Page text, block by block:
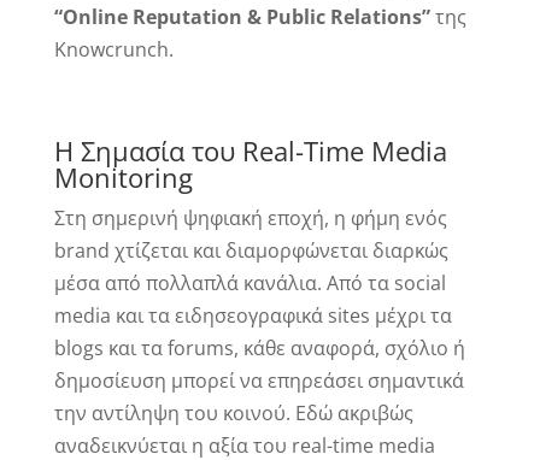
“Online Reputation & Public Relations”της
Knowcrunch.
Η Σημασία του Real-Time Media
Monitoring
Στη σημερινή ψηφιακή εποχή, η φήμη ενός
brand χτίζεται και διαμορφώνεται διαρκώς
μέσα από πολλαπλά κανάλια. Από τα social
media και τα ειδησεογραφικά sites μέχρι τα
blogs και τα forums, κάθε αναφορά, σχόλιο ή
δημοσίευση μπορεί να επηρεάσει σημαντικά
την αντίληψη του κοινού. Εδώ ακριβώς
αναδεικνύεται η αξία του real-time media